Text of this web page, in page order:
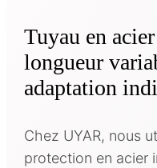
Tuyau en
longueur
adaptation
Chez UYAR, nous
protection en acier